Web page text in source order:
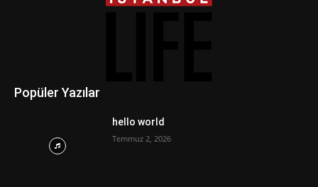
Popüler Yazılar
hello world
Temmuz 2, 2026